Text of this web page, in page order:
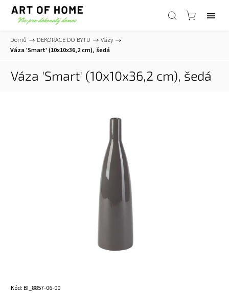
Domů / DEKORACE DO BYTU / Vázy /
Váza 'Smart' (10x10x36,2 cm), šedá
Váza 'Smart' (10x10x36,2 cm), šedá
Kód:BI_8857-06-00